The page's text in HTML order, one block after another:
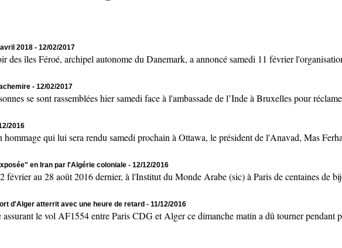
2018 - 12/02/2017
îles Féroé, archipel autonome du Danemark, a annoncé samedi 11 février
- 12/02/2017
se sont rassemblées hier samedi face à l'ambassade de l’Inde à Bruxelles pour
2016
qui lui sera rendu samedi prochain à Ottawa, le président de l'Anavad, Mas
en Iran par l'Algérie coloniale - 12/12/2016
au 28 août 2016 dernier, à l'Institut du Monde Arabe (sic) à Paris de centaines de
d'Alger atterrit avec une heure de retard - 11/12/2016
le vol AF1554 entre Paris CDG et Alger ce dimanche matin a dû tourner pendant